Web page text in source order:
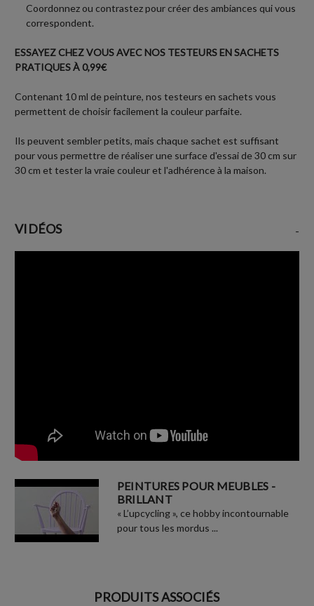
Coordonnez ou contrastez pour créer des ambiances qui vous
correspondent.
ESSAYEZ CHEZ VOUS AVEC NOS TESTEURS EN SACHETS
PRATIQUES À 0,99€
Contenant 10 ml de peinture, nos testeurs en sachets vous
permettent de choisir facilement la couleur parfaite.
Ils peuvent sembler petits, mais chaque sachet est suffisant
pour vous permettre de réaliser une surface d'essai de 30 cm sur
30 cm et tester la vraie couleur et l'adhérence à la maison.
VIDÉOS -
PEINTURES POUR MEUBLES -
BRILLANT
« L’upcycling », ce hobby incontournable
pour tous les mordus ...
PRODUITS ASSOCIÉS